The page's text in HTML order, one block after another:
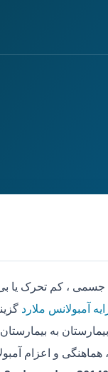
، کم تحرک یا
آمبولانس ملارد
به
و اعزام